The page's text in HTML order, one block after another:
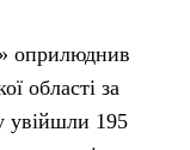
оприлюднив
області за
увійшли 195